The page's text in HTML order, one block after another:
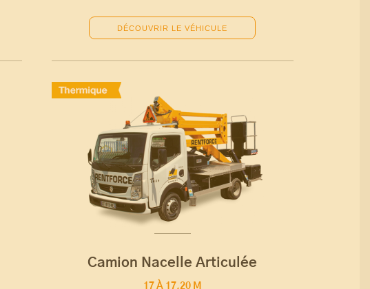
Camion Nacelle Articulée
17 À 17,20 M